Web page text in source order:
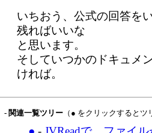
いちおう、公式の回答を
残ればいいな
と思います。
そしていつかのドキュメ
ければ。
- 関連一覧ツリー （● をクリックすると